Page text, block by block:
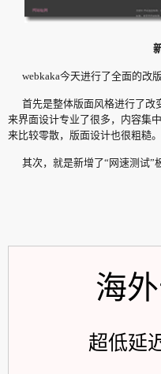
webkaka今天进行了全面的改
首先是整体版面风格进行了改
来界面设计专业了很多，内容集
来比较零散，版面设计也很粗糙。
其次，就是新增了“网速测试”
海
超低延